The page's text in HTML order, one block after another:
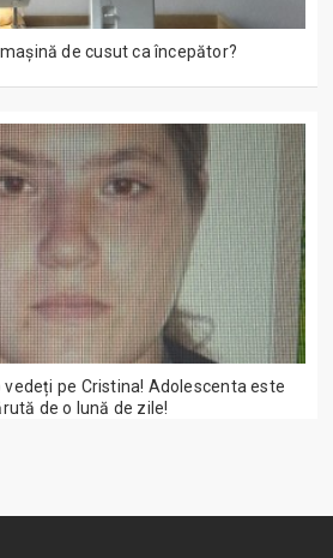
de cusut ca începător?
vedeți pe Cristina! Adolescenta este
de o lună de zile!